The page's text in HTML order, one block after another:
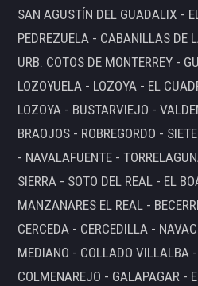
SAN AGUSTÍN DEL GUADALIX -
PEDREZUELA - CABANILLAS DE
URB. COTOS DE MONTERREY -
LOZOYUELA - LOZOYA - EL
LOZOYA - BUSTARVIEJO -
BRAOJOS - ROBREGORDO -
- NAVALAFUENTE -
SIERRA - SOTO DEL REAL - EL
MANZANARES EL REAL -
CERCEDA - CERCEDILLA -
MEDIANO - COLLADO VILLALBA
COLMENAREJO - GALAPAGAR -